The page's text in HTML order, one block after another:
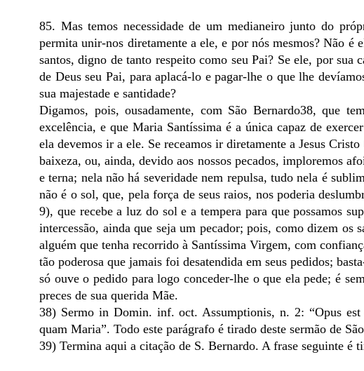
85. Mas temos necessidade de um medianeiro junto do
permita unir-nos diretamente a ele, e por nós mesmos? Não
santos, digno de tanto respeito como seu Pai? Se ele, por
de Deus seu Pai, para aplacá-lo e pagar-lhe o que lhe
sua majestade e santidade?
Digamos, pois, ousadamente, com São Bernardo38, que
excelência, e que Maria Santíssima é a única capaz de
ela devemos ir a ele. Se receamos ir diretamente a Jesus
baixeza, ou, ainda, devido aos nossos pecados, imploremos
e terna; nela não há severidade nem repulsa, tudo nela é
não é o sol, que, pela força de seus raios, nos poderia
9), que recebe a luz do sol e a tempera para que possamos
intercessão, ainda que seja um pecador; pois, como dizem os
alguém que tenha recorrido à Santíssima Virgem, com
tão poderosa que jamais foi desatendida em seus pedidos;
só ouve o pedido para logo conceder-lhe o que ela pede; é
preces de sua querida Mãe.
38) Sermo in Domin. inf. oct. Assumptionis, n. 2: “Opus
quam Maria”. Todo este parágrafo é tirado deste sermão de
39) Termina aqui a citação de S. Bernardo. A frase seguinte